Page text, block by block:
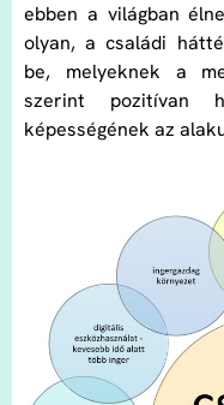
ebben a világban
olyan, a családi
be, melyeknek a
szerint pozitívan
képességének az